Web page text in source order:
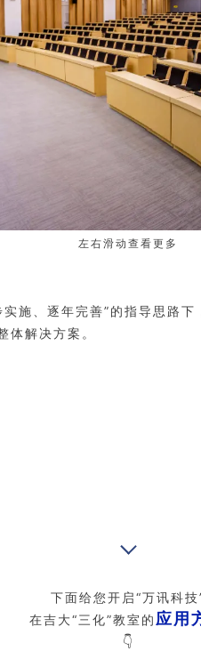
左右滑动查看更多
施、逐年完善”的指导思路下
体解决方案。
下面给您开启“万讯科技
在吉大“三化”教室的 应用
👇